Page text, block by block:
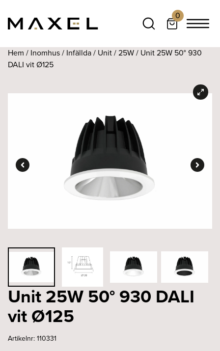
0
Hem / Inomhus/ Infällda/ Unit/25W/ Unit 25W 50° 930
DALI vit Ø125
Unit 25W 50° 930 DALI
vit Ø125
Artikelnr:110331